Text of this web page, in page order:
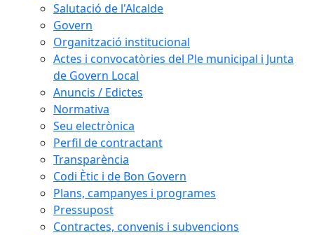
Salutació de l'Alcalde
Govern
Organització institucional
Actes i convocatòries del Ple municipal i Junta
de Govern Local
Anuncis / Edictes
Normativa
Seu electrònica
Perfil de contractant
Transparència
Codi Ètic i de Bon Govern
Plans, campanyes i programes
Pressupost
Contractes, convenis i subvencions